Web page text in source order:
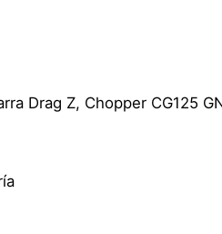
o
Drag Z, Chopper CG125